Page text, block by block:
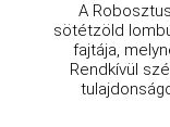
A
sötétzöld
fajtája,
Rendkívül